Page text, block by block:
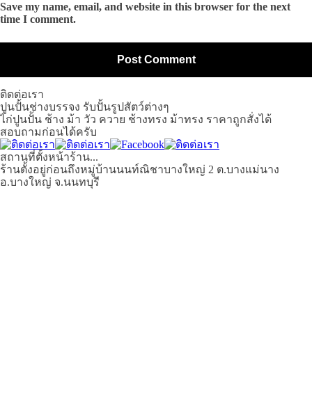
Save my name, email, and website in this browser for the next
time I comment.
ติดต่อเรา
ปูนปั้นช่างบรรจง รับปั้นรูปสัตว์ต่างๆ
ไก่ปูนปั้น ช้าง ม้า วัว ควาย ช้างทรง ม้าทรง ราคาถูกสั่งได้
สอบถามก่อนได้ครับ
สถานที่ตั้งหน้าร้าน...
ร้านตั้งอยู่ก่อนถึงหมู่บ้านนนท์ณิชาบางใหญ่ 2 ต.บางแม่นาง
อ.บางใหญ่ จ.นนทบุรี